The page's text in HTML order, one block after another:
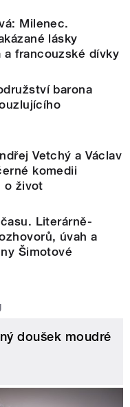
Milenec.
lásky
a francouzské dívky
barona
Vetchý a Václav
komedii
o život
Literárně-
úvah a
Šimotové
doušek moudré